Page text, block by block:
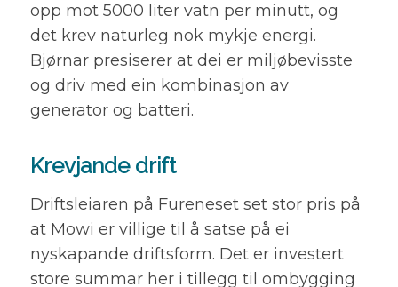
opp mot 5000 liter vatn per minutt, og
det krev naturleg nok mykje energi.
Bjørnar presiserer at dei er miljøbevisste
og driv med ein kombinasjon av
generator og batteri.
Krevjande drift
Driftsleiaren på Fureneset set stor pris på
at Mowi er villige til å satse på ei
nyskapande driftsform. Det er investert
store summar her i tillegg til ombygging